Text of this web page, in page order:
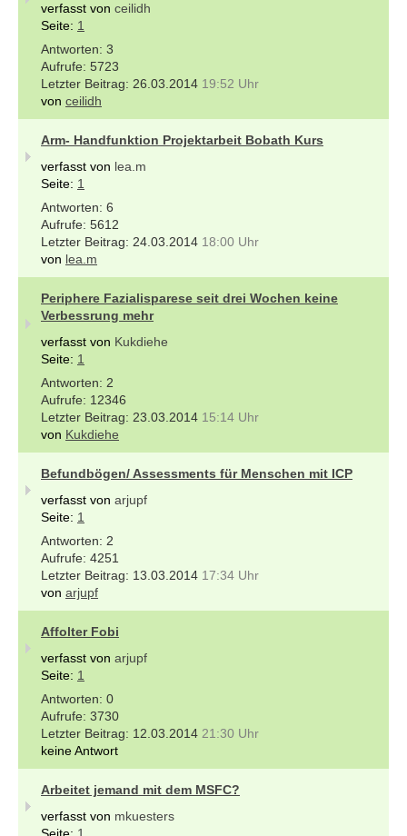
verfasst von ceilidh
Seite: 1
3
5723
26.03.2014 19:52 Uhr
von ceilidh
Arm- Handfunktion Projektarbeit Bobath Kurs
verfasst von lea.m
Seite: 1
6
5612
24.03.2014 18:00 Uhr
von lea.m
Periphere Fazialisparese seit drei Wochen keine
Verbessrung mehr
verfasst von Kukdiehe
Seite: 1
2
12346
23.03.2014 15:14 Uhr
von Kukdiehe
Befundbögen/ Assessments für Menschen mit ICP
verfasst von arjupf
Seite: 1
2
4251
13.03.2014 17:34 Uhr
von arjupf
Affolter Fobi
verfasst von arjupf
Seite: 1
0
3730
12.03.2014 21:30 Uhr
keine Antwort
Arbeitet jemand mit dem MSFC?
verfasst von mkuesters